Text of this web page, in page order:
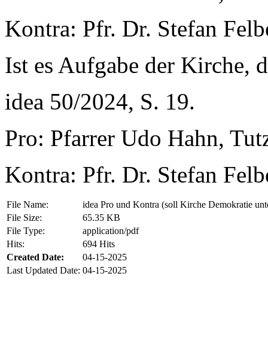
Kontra: Pfr. Dr. Stefan
Ist es Aufgabe der Kirche,
idea 50/2024, S. 19.
Pro: Pfarrer Udo Hahn,
Kontra: Pfr. Dr. Stefan
File Name:
idea Pro und Kontra (soll Kirche Demokratie
File Size:
65.35 KB
File Type:
application/pdf
Hits:
694 Hits
Created Date:
04-15-2025
Last Updated Date: 04-15-2025